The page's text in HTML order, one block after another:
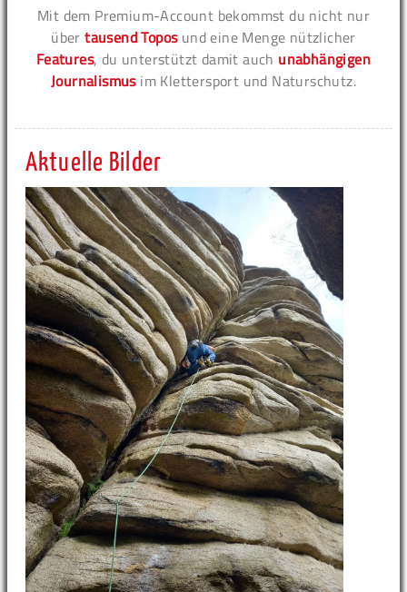
Mit dem Premium-Account bekommst du nicht nur
übertausend Toposund eine Menge nützlicher
Features, du unterstützt damit auch unabhängigen
Journalismusim Klettersport und Naturschutz.
Aktuelle Bilder